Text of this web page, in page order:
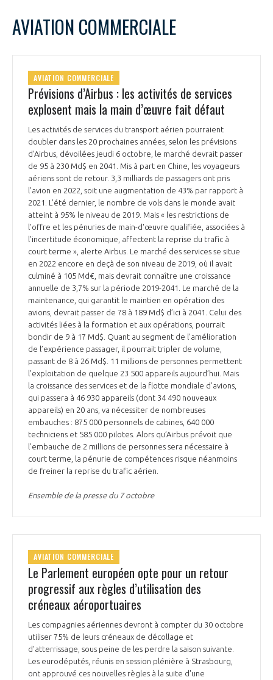
PRÉSENTATION
NOTRE VISION
NOS MISSIONS
NOTRE HISTOIRE
ORGANISATION
LE CONSEIL DU GIFAS
L’ÉQUIPE DU GIFAS
NOS RÉSEAUX À L'INTERNATIONAL
FONCTIONNEMENT
GEADS
COMITÉ AERO PME
STARTAIR
COMMISSIONS ET COMITÉS
ACCOMPAGNEMENT DE NOS ADHÉRENTS
LES PROGRAMMES DU GIFAS
UN ÉCOSYSTÈME INTÉGRÉ ET COHÉRENT
POURQUOI DEVENIR MEMBRE ?
LA MÉDIATION
LA MÉDIATION DANS LA FILIÈRE AÉRONAUTIQUE ET SPATIALE
LE MÉDIATEUR DE LA FILIÈRE AÉRONAUTIQUE ET SPATIALE
MÉDIATION ET CHARTE D’ENGAGEMENT SUR LES RELATIONS ENTRE
CLIENTS ET FOURNISSEURS
LA MÉDIATION AU-DELÀ DE LA FILIÈRE AÉRONAUTIQUE ET SPATIALE
PRENDRE CONTACT AVEC LE MÉDIATEUR DE LA FILIÈRE
LE SALON DU BOURGET
L'OBSERVATOIRE
CHIFFRES CLÉS
LES ENJEUX
COMPÉTITIVITÉ
EMPLOI & FORMATION
ENVIRONNEMENT
INTERNATIONALISATION
LES PUBLICATIONS
DOCUMENTS & BROCHURES
RAPPORTS D'ACTIVITÉS
L
M M J
1
2
3
4
10
11 14
31
AVIATION COMMERCIALE
AVIATION COMMERCIALE
Prévisions d’Airbus : les activités de services
explosent mais la main d’œuvre fait défaut
Les activités de services du transport aérien pourraient
doubler dans les 20 prochaines années, selon les prévisions
d’Airbus, dévoilées jeudi 6 octobre, le marché devrait passer
de 95 à 230 Md$ en 2041. Mis à part en Chine, les voyageurs
aériens sont de retour. 3,3 milliards de passagers ont pris
l’avion en 2022, soit une augmentation de 43% par rapport à
2021. L’été dernier, le nombre de vols dans le monde avait
atteint à 95% le niveau de 2019. Mais « les restrictions de
l'offre et les pénuries de main-d'œuvre qualifiée, associées à
l'incertitude économique, affectent la reprise du trafic à
court terme », alerte Airbus. Le marché des services se situe
en 2022 encore en deçà de son niveau de 2019, où il avait
culminé à 105 Md€, mais devrait connaître une croissance
annuelle de 3,7% sur la période 2019-2041. Le marché de la
maintenance, qui garantit le maintien en opération des
avions, devrait passer de 78 à 189 Md$ d’ici à 2041. Celui des
activités liées à la formation et aux opérations, pourrait
bondir de 9 à 17 Md$. Quant au segment de l’amélioration
de l’expérience passager, il pourrait tripler de volume,
passant de 8 à 26 Md$. 11 millions de personnes permettent
l’exploitation de quelque 23 500 appareils aujourd’hui. Mais
la croissance des services et de la flotte mondiale d’avions,
qui passera à 46 930 appareils (dont 34 490 nouveaux
appareils) en 20 ans, va nécessiter de nombreuses
embauches : 875 000 personnels de cabines, 640 000
techniciens et 585 000 pilotes. Alors qu’Airbus prévoit que
l’embauche de 2 millions de personnes sera nécessaire à
court terme, la pénurie de compétences risque néanmoins
de freiner la reprise du trafic aérien.
Ensemble de la presse du 7 octobre
AVIATION COMMERCIALE
Le Parlement européen opte pour un retour
progressif aux règles d’utilisation des
créneaux aéroportuaires
Les compagnies aériennes devront à compter du 30 octobre
utiliser 75% de leurs créneaux de décollage et
d'atterrissage, sous peine de les perdre la saison suivante.
Les eurodéputés, réunis en session plénière à Strasbourg,
ont approuvé ces nouvelles règles à la suite d'une
Rejoignez une filière d’excellence et développez
Découvrez les avantages d'adhérer au GIFAS.
Rencontres, salons, données sectorielles,
programmes ...
DEMANDE D’ADHÉSION